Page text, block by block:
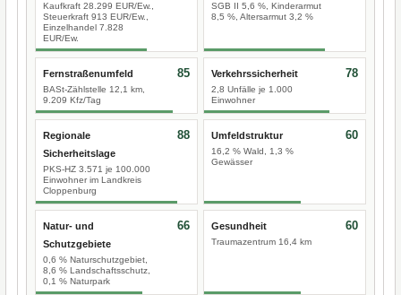
Kaufkraft 28.299 EUR/Ew.,
Steuerkraft 913 EUR/Ew.,
Einzelhandel 7.828
EUR/Ew.
SGB II 5,6 %, Kinderarmut
8,5 %, Altersarmut 3,2 %
Fernstraßenumfeld
BASt-Zählstelle 12,1 km,
9.209 Kfz/Tag
85 Verkehrssicherheit
2,8 Unfälle je 1.000
Einwohner
78
Regionale
Sicherheitslage
PKS-HZ 3.571 je 100.000
Einwohner im Landkreis
Cloppenburg
88 Umfeldstruktur
16,2 % Wald, 1,3 %
Gewässer
60
Natur- und
Schutzgebiete
0,6 % Naturschutzgebiet,
8,6 % Landschaftsschutz,
0,1 % Naturpark
66 Gesundheit
Traumazentrum 16,4 km
60